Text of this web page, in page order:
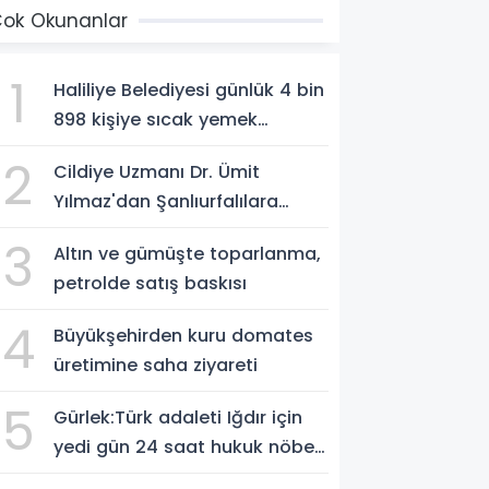
Okunanlar
1
Haliliye Belediyesi günlük 4 bin
898 kişiye sıcak yemek
2
Cildiye Uzmanı Dr. Ümit
Yılmaz'dan Şanlıurfalılara
Kış Koruyun"
3
Altın ve gümüşte toparlanma,
petrolde satış baskısı
4
Büyükşehirden kuru domates
üretimine saha ziyareti
5
Gürlek:Türk adaleti Iğdır için
yedi gün 24 saat hukuk nöbeti